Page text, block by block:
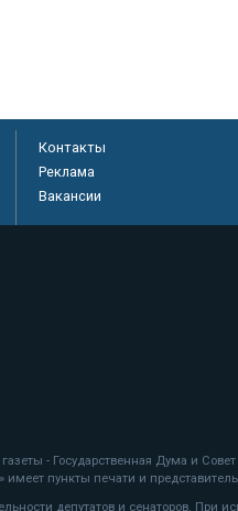
Контакты
Реклама
Вакансии
- Государственная Дума и
пункты печати и
депутатов и сенаторов. При